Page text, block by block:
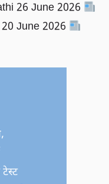
26 June 2026
June 2026